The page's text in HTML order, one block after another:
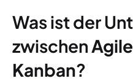
Was ist der
zwischen
Kanban?